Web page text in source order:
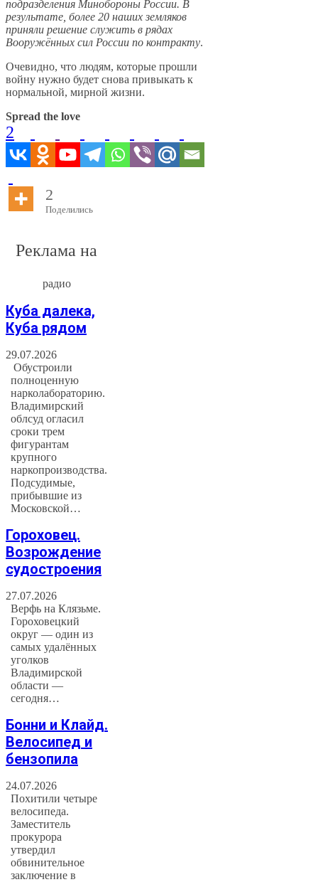
подразделения Минобороны России. В
результате, более 20 наших земляков
приняли решение служить в рядах
Вооружённых сил России по контракту.
Очевидно, что людям, которые прошли
войну нужно будет снова привыкать к
нормальной, мирной жизни.
Spread the love
2
2
Поделились
Реклама на
радио
Куба далека,
Куба рядом
29.07.2026
Обустроили
полноценную
нарколабораторию.
Владимирский
облсуд огласил
сроки трем
фигурантам
крупного
наркопроизводства.
Подсудимые,
прибывшие из
Московской…
Гороховец.
Возрождение
судостроения
27.07.2026
Верфь на Клязьме.
Гороховецкий
округ — один из
самых удалённых
уголков
Владимирской
области —
сегодня…
Бонни и Клайд.
Велосипед и
бензопила
24.07.2026
Похитили четыре
велосипеда.
Заместитель
прокурора
утвердил
обвинительное
заключение в